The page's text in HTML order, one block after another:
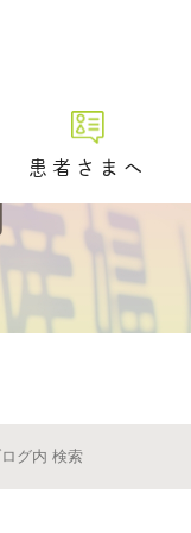
患者さまへ
の方へ
妊活／ブライダルチェッ
悩みの方へ